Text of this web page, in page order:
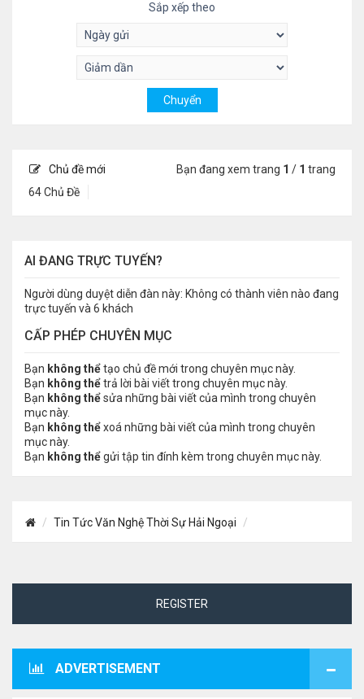
Sắp xếp theo
Chủ đề mới
64 Chủ Đề
Bạn đang xem trang 1 / 1 trang
AI ĐANG TRỰC TUYẾN?
Người dùng duyệt diễn đàn này: Không có thành viên nào đang
trực tuyến và 6 khách
CẤP PHÉP CHUYÊN MỤC
Bạn không thểtạo chủ đề mới trong chuyên mục này.
Bạn không thểtrả lời bài viết trong chuyên mục này.
Bạn không thểsửa những bài viết của mình trong chuyên
mục này.
Bạn không thểxoá những bài viết của mình trong chuyên
mục này.
Bạn không thểgửi tập tin đính kèm trong chuyên mục này.
Tin Tức Văn Nghệ Thời Sự Hải Ngoại
REGISTER
ADVERTISEMENT